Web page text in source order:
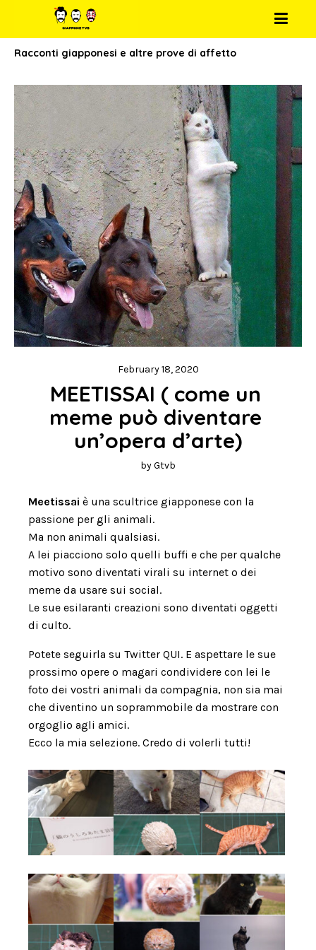
Racconti giapponesi e altre prove di affetto
February 18, 2020
MEETISSAI ( come un
meme può diventare
un’opera d’arte)
byGtvb
Meetissai è una scultrice giapponese con la
passione per gli animali.
Ma non animali qualsiasi.
A lei piacciono solo quelli buffi e che per qualche
motivo sono diventati virali su internet o dei
meme da usare sui social.
Le sue esilaranti creazioni sono diventati oggetti
di culto.
Potete seguirla su Twitter QUI. E aspettare le sue
prossimo opere o magari condividere con lei le
foto dei vostri animali da compagnia, non sia mai
che diventino un soprammobile da mostrare con
orgoglio agli amici.
Ecco la mia selezione. Credo di volerli tutti!